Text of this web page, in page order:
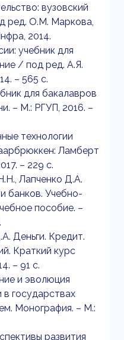
вузовский
ред. О.М. Маркова,
2014.
учебник для
/ под ред. А.Я.
– 565 с.
для бакалавров
– М.: РГУП, 2016. –
технологии
Ламберт
– 229 с.
Лапченко Д.А.
банков. Учебно-
пособие. –
Деньги. Кредит.
Краткий курс
– 91 с.
и эволюция
в государствах
Монография. – М.:
развития